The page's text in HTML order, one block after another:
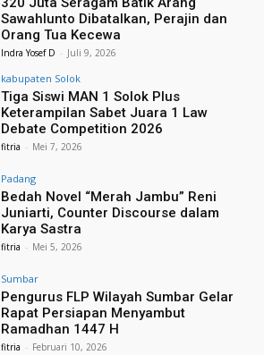
Sawahlunto Dibatalkan, Perajin dan
Orang Tua Kecewa
Indra Yosef D - Juli 9, 2026
kabupaten Solok
Tiga Siswi MAN 1 Solok Plus
Keterampilan Sabet Juara 1 Law
Debate Competition 2026
fitria - Mei 7, 2026
Padang
Bedah Novel “Merah Jambu” Reni
Juniarti, Counter Discourse dalam
Karya Sastra
fitria - Mei 5, 2026
Sumbar
Pengurus FLP Wilayah Sumbar Gelar
Rapat Persiapan Menyambut
Ramadhan 1447 H
fitria - Februari 10, 2026